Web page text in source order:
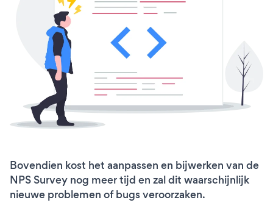
Bovendien kost het aanpassen en bijwerken van de
NPS Survey nog meer tijd en zal dit waarschijnlijk
nieuwe problemen of bugs veroorzaken.